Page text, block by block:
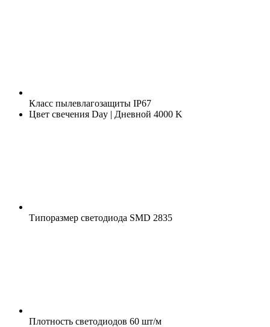
Класс пылевлагозащиты IP67
Цвет свечения Day | Дневной 4000 K
Типоразмер светодиода SMD 2835
Плотность светодиодов 60 шт/м